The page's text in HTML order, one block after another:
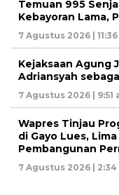
Temuan 995
Kebayoran Lama,
7 Agustus 2026 |
Kejaksaan Agung
Adriansyah
7 Agustus 2026 | 9:51
Wapres Tinjau
di Gayo Lues,
Pembangunan
7 Agustus 2026 | 2:34